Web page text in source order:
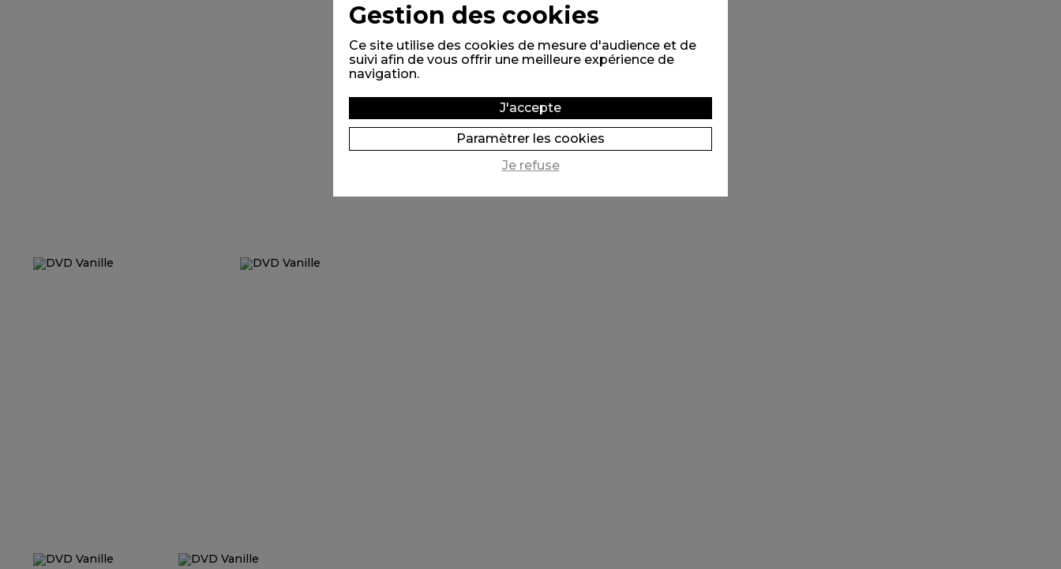
Gestion des cookies
Ce site utilise des cookies de mesure d'audience et de
suivi afin de vous offrir une meilleure expérience de
navigation.
J'accepte
Paramètrer les cookies
Je refuse